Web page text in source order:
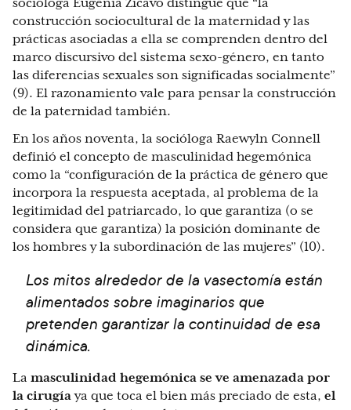
socióloga Eugenia Zicavo distingue que “la
construcción sociocultural de la maternidad y las
prácticas asociadas a ella se comprenden dentro del
marco discursivo del sistema sexo-género, en tanto
las diferencias sexuales son significadas socialmente”
(9). El razonamiento vale para pensar la construcción
de la paternidad también.
En los años noventa, la socióloga Raewyln Connell
definió el concepto de masculinidad hegemónica
como la “configuración de la práctica de género que
incorpora la respuesta aceptada, al problema de la
legitimidad del patriarcado, lo que garantiza (o se
considera que garantiza) la posición dominante de
los hombres y la subordinación de las mujeres” (10).
Los mitos alrededor de la vasectomía están
alimentados sobre imaginarios que
pretenden garantizar la continuidad de esa
dinámica.
La masculinidad hegemónica se ve amenazada por
la cirugíaya que toca el bien más preciado de esta, el